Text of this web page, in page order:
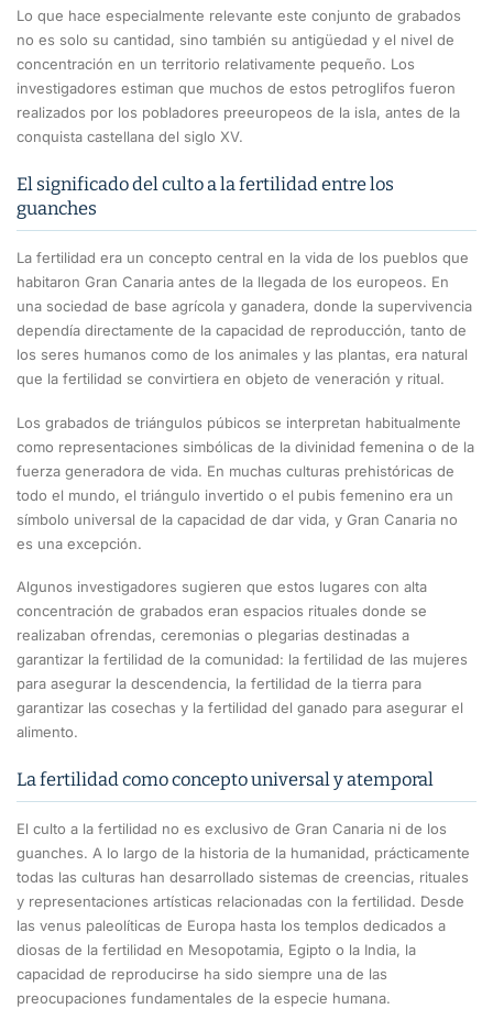
Lo que hace especialmente relevante este conjunto de grabados
no es solo su cantidad, sino también su antigüedad y el nivel de
concentración en un territorio relativamente pequeño. Los
investigadores estiman que muchos de estos petroglifos fueron
realizados por los pobladores preeuropeos de la isla, antes de la
conquista castellana del siglo XV.
El significado del culto a la fertilidad entre los
guanches
La fertilidad era un concepto central en la vida de los pueblos que
habitaron Gran Canaria antes de la llegada de los europeos. En
una sociedad de base agrícola y ganadera, donde la supervivencia
dependía directamente de la capacidad de reproducción, tanto de
los seres humanos como de los animales y las plantas, era natural
que la fertilidad se convirtiera en objeto de veneración y ritual.
Los grabados de triángulos púbicos se interpretan habitualmente
como representaciones simbólicas de la divinidad femenina o de la
fuerza generadora de vida. En muchas culturas prehistóricas de
todo el mundo, el triángulo invertido o el pubis femenino era un
símbolo universal de la capacidad de dar vida, y Gran Canaria no
es una excepción.
Algunos investigadores sugieren que estos lugares con alta
concentración de grabados eran espacios rituales donde se
realizaban ofrendas, ceremonias o plegarias destinadas a
garantizar la fertilidad de la comunidad: la fertilidad de las mujeres
para asegurar la descendencia, la fertilidad de la tierra para
garantizar las cosechas y la fertilidad del ganado para asegurar el
alimento.
La fertilidad como concepto universal y atemporal
El culto a la fertilidad no es exclusivo de Gran Canaria ni de los
guanches. A lo largo de la historia de la humanidad, prácticamente
todas las culturas han desarrollado sistemas de creencias, rituales
y representaciones artísticas relacionadas con la fertilidad. Desde
las venus paleolíticas de Europa hasta los templos dedicados a
diosas de la fertilidad en Mesopotamia, Egipto o la India, la
capacidad de reproducirse ha sido siempre una de las
preocupaciones fundamentales de la especie humana.